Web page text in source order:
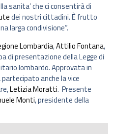
sanita’ che ci consentirà di
dei nostri cittadini. È frutto
larga condivisione”.
Lombardia,Attilio Fontana,
di presentazione della Legge di
lombardo. Approvata in
partecipato anche la vice
Letizia Moratti. Presente
Monti, presidente della